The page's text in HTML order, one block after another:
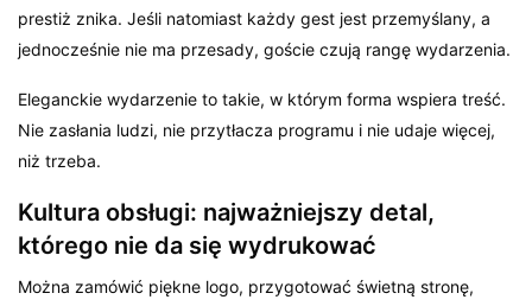
prestiż znika. Jeśli natomiast każdy gest jest przemyślany, a
jednocześnie nie ma przesady, goście czują rangę wydarzenia.
Eleganckie wydarzenie to takie, w którym forma wspiera treść.
Nie zasłania ludzi, nie przytłacza programu i nie udaje więcej,
niż trzeba.
Kultura obsługi: najważniejszy detal,
którego nie da się wydrukować
Można zamówić piękne logo, przygotować świetną stronę,